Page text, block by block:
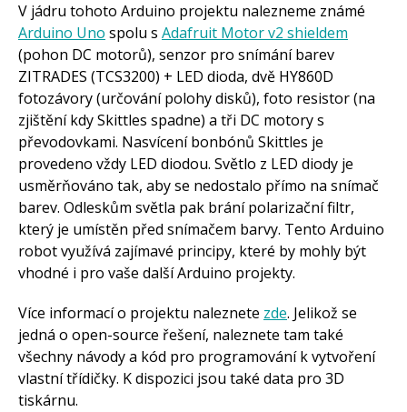
V jádru tohoto Arduino projektu nalezneme známé
Arduino Uno spolu s Adafruit Motor v2 shieldem
(pohon DC motorů), senzor pro snímání barev
ZITRADES (TCS3200) + LED dioda, dvě HY860D
fotozávory (určování polohy disků), foto resistor (na
zjištění kdy Skittles spadne) a tři DC motory s
převodovkami. Nasvícení bonbónů Skittles je
provedeno vždy LED diodou. Světlo z LED diody je
usměrňováno tak, aby se nedostalo přímo na snímač
barev. Odleskům světla pak brání polarizační filtr,
který je umístěn před snímačem barvy. Tento Arduino
robot využívá zajímavé principy, které by mohly být
vhodné i pro vaše další Arduino projekty.
Více informací o projektu naleznete zde. Jelikož se
jedná o open-source řešení, naleznete tam také
všechny návody a kód pro programování k vytvoření
vlastní třídičky. K dispozici jsou také data pro 3D
tiskárnu.